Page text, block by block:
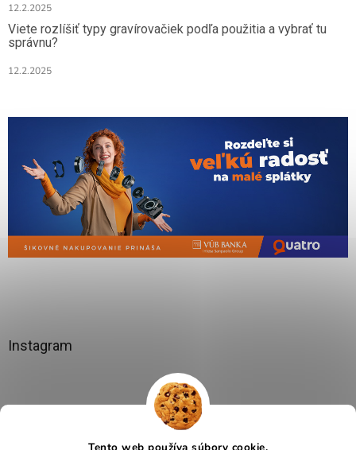
12.2.2025
Viete rozlíšiť typy gravírovačiek podľa použitia a vybrať tu
správnu?
12.2.2025
Instagram